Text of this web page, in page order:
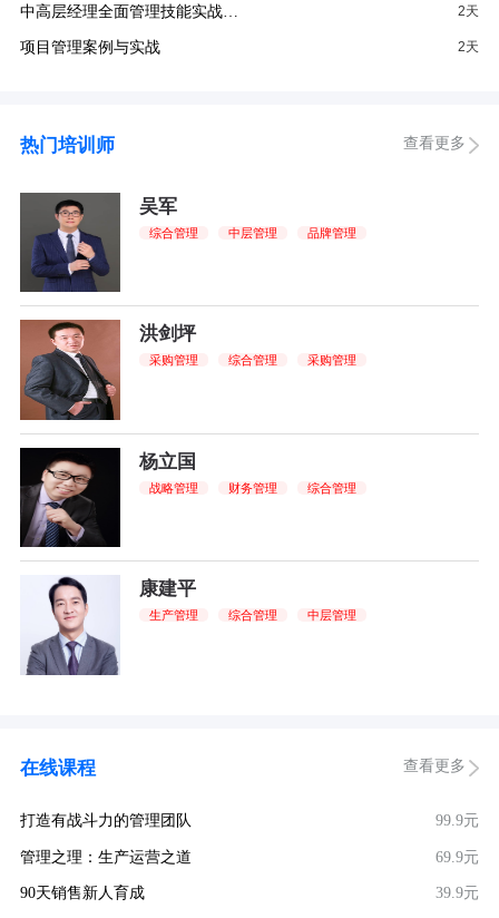
中高层经理全面管理技能实战… 2天
项目管理案例与实战 2天
热门培训师 查看更多
吴军
综合管理 中层管理 品牌管理
洪剑坪
采购管理 综合管理 采购管理
杨立国
战略管理 财务管理 综合管理
康建平
生产管理 综合管理 中层管理
在线课程 查看更多
打造有战斗力的管理团队 99.9元
管理之理：生产运营之道 69.9元
90天销售新人育成 39.9元